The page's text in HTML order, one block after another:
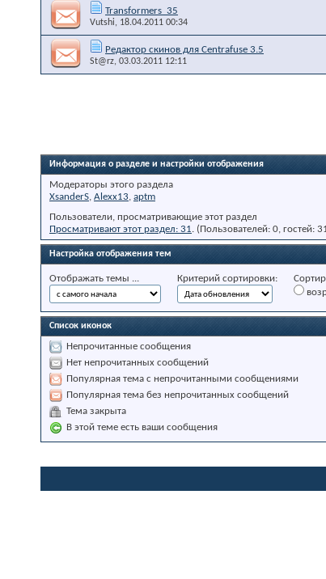
Transformers_35
Vutshi, 18.04.2011 00:34
Редактор скинов для Centrafuse 3.5
St@rz, 03.03.2011 12:11
Информация о разделе и настройки отображения
Модераторы этого раздела
XsanderS, Alexx13, aptm
Пользователи, просматривающие этот раздел
Просматривают этот раздел: 31. (Пользователей: 0, гостей:
Настройка отображения тем
Отображать темы ... Критерий сортировки:
Список иконок
Непрочитанные сообщения
Нет непрочитанных сообщений
Популярная тема с непрочитанными сообщениями
Популярная тема без непрочитанных сообщений
Тема закрыта
В этой теме есть ваши сообщения